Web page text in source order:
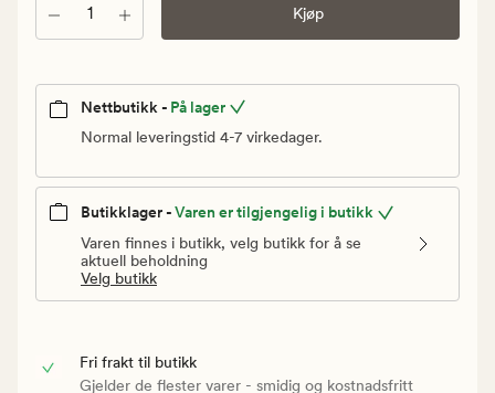
Antall Kjøp
Nettbutikk - På lager
Normal leveringstid 4-7 virkedager.
Butikklager -Varen er tilgjengelig i butikk
Varen finnes i butikk, velg butikk for å se
aktuell beholdning
Velg butikk
Fri frakt til butikk
Gjelder de flester varer - smidig og kostnadsfritt